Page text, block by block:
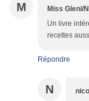
M Miss Gleni/
Un livre
recettes
Répondre
N